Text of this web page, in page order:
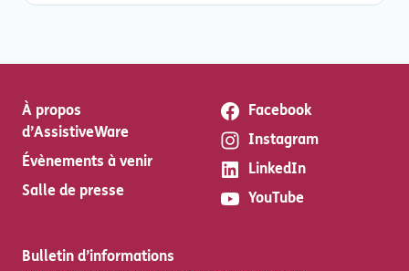
À propos
d’AssistiveWare
Évènements à venir
Salle de presse
Facebook
Instagram
LinkedIn
YouTube
Bulletin d’informations